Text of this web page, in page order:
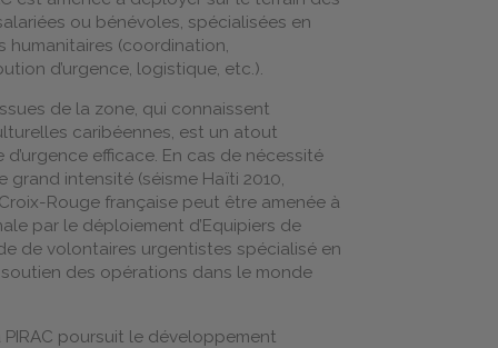
ou bénévoles, spécialisées en
humanitaires (coordination,
d’urgence, logistique, etc.).
de la zone, qui connaissent
caribéennes, est un atout
efficace. En cas de nécessité
intensité (séisme Haïti 2010,
Rouge française peut être amenée à
par le déploiement d’Equipiers de
de volontaires urgentistes spécialisé en
des opérations dans le monde
PIRAC poursuit le développement